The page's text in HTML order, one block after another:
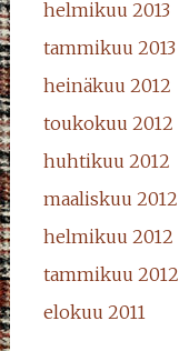
helmikuu 2013
tammikuu 2013
heinäkuu 2012
toukokuu 2012
huhtikuu 2012
maaliskuu 2012
helmikuu 2012
tammikuu 2012
elokuu 2011